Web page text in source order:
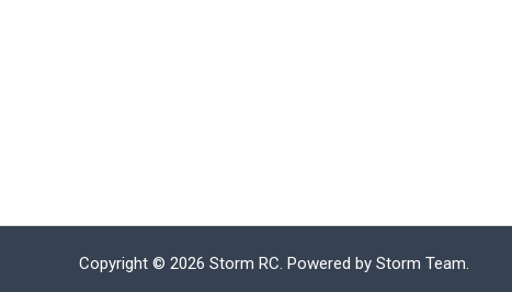
Copyright © 2026 Storm RC. Powered by Storm Team.